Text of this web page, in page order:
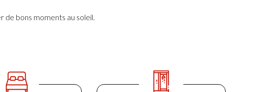
bons moments au soleil.